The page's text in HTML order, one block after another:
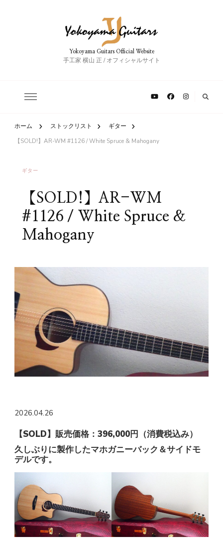
Yokoyama Guitars Official Website
手工家 横山 正 / オフィシャルサイト
ホーム ストックリスト
ギター
【SOLD!】AR-WM #1126 / White Spruce & Mahogany
ギター
【SOLD!】AR-WM
#1126 / White Spruce &
Mahogany
2026.04.26
【SOLD】販売価格：396,000円（消費税込み）
久しぶりに製作したマホガニーバック＆サイドモ
デルです。